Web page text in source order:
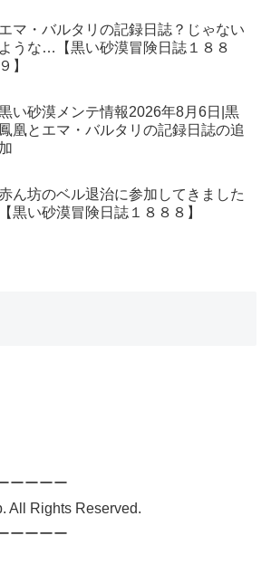
エマ・バルタリの記録日誌？じゃない
ような…【黒い砂漠冒険日誌１８８
９】
い砂漠メンテ情報2026年8月6日|黒
鳳凰とエマ・バルタリの記録日誌の追
加
ん坊のベル退治に参加してきました
【黒い砂漠冒険日誌１８８８】
ーーーー
All Rights Reserved.
ーーーー